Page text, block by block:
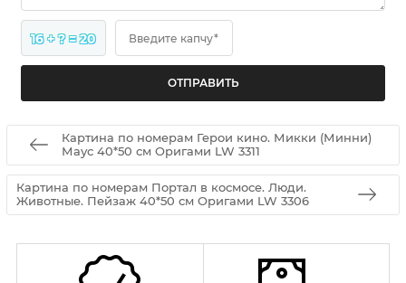
16 + ? = 20 Введите капчу*
Картина по номерам Герои кино. Микки (Минни)
Маус 40*50 см Оригами LW 3311
Картина по номерам Портал в космосе. Люди.
Животные. Пейзаж 40*50 см Оригами LW 3306